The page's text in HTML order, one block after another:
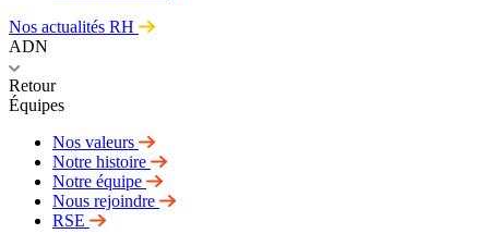
Nos actualités RH
ADN
Retour
Équipes
Nos valeurs
Notre histoire
Notre équipe
Nous rejoindre
RSE